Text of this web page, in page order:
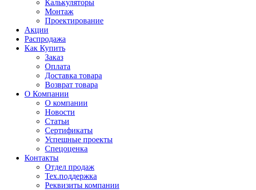
Калькуляторы
Монтаж
Проектирование
Акции
Распродажа
Как Купить
Заказ
Оплата
Доставка товара
Возврат товара
О Компании
О компании
Новости
Статьи
Сертификаты
Успешные проекты
Спецоценка
Контакты
Отдел продаж
Тех.поддержка
Реквизиты компании